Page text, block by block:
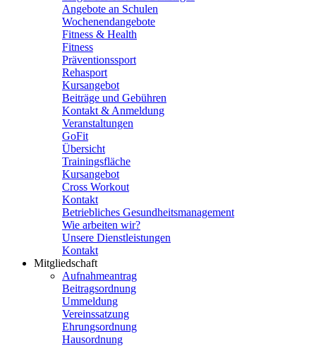
Angebote an Schulen
Wochenendangebote
Fitness & Health
Fitness
Präventionssport
Rehasport
Kursangebot
Beiträge und Gebühren
Kontakt & Anmeldung
Veranstaltungen
GoFit
Übersicht
Trainingsfläche
Kursangebot
Cross Workout
Kontakt
Betriebliches Gesundheitsmanagement
Wie arbeiten wir?
Unsere Dienstleistungen
Kontakt
Mitgliedschaft
Aufnahmeantrag
Beitragsordnung
Ummeldung
Vereinssatzung
Ehrungsordnung
Hausordnung